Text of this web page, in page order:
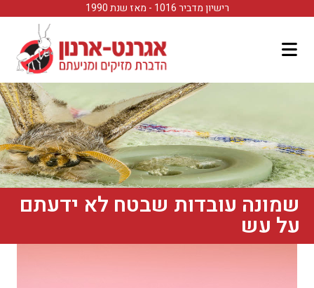
רישיון מדביר 1016 - מאז שנת 1990
שמונה עובדות שבטח לא ידעתם
על עש